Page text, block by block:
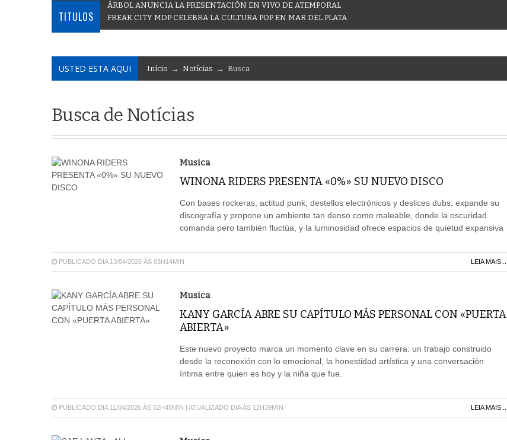
TITULOS
ÁRBOL ANUNCIA LA PRESENTACIÓN EN VIVO DE ATEMPORAL
FREAK CITY MDP CELEBRA LA CULTURA POP EN MAR DEL PLATA
USTED ESTA AQUI Início → Notícias → Busca
Busca de Notícias
Musica
WINONA RIDERS PRESENTA «0%» SU NUEVO DISCO
Con bases rockeras, actitud punk, destellos electrónicos y deslices dubs, expande su
discografía y propone un ambiente tan denso como maleable, donde la oscuridad
comanda pero también fluctúa, y la luminosidad ofrece espacios de quietud expansiva
PUBLICADO DIA 13/04/2026 ÀS 03H14MIN LEIA MAIS ...
Musica
KANY GARCÍA ABRE SU CAPÍTULO MÁS PERSONAL CON «PUERTA
ABIERTA»
Este nuevo proyecto marca un momento clave en su carrera: un trabajo construido
desde la reconexión con lo emocional, la honestidad artística y una conversación
íntima entre quien es hoy y la niña que fue.
PUBLICADO DIA 11/04/2026 ÀS 02H45MIN | ATUALIZADO DIA ÀS 12H39MIN LEIA MAIS ...